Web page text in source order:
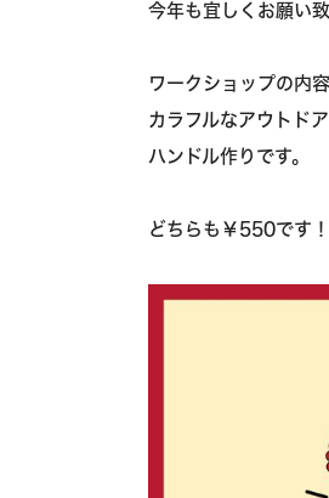
今年も宜しくお願い致
ワークショップの内容
カラフルなアウトド
ハンドル作りです。
どちらも￥550です！